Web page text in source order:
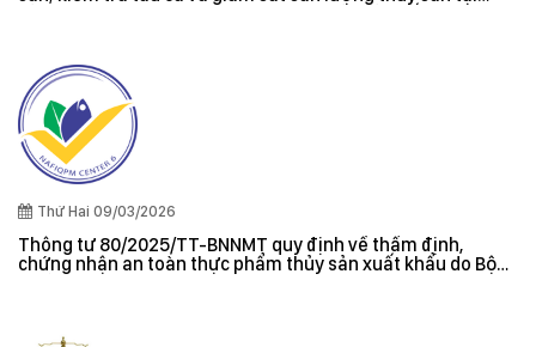
Thứ Hai 09/03/2026
Thông tư 80/2025/TT-BNNMT quy định về thẩm định,
chứng nhận an toàn thực phẩm thủy sản xuất khẩu do Bộ